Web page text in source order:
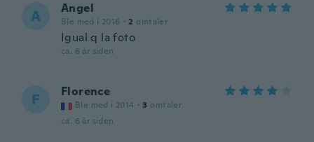
A Angel
Ble med i 2016 · 2 omtaler
Igual q la foto
ca. 6 år siden
F Florence
Ble med i 2014 · 3 omtaler
ca. 6 år siden